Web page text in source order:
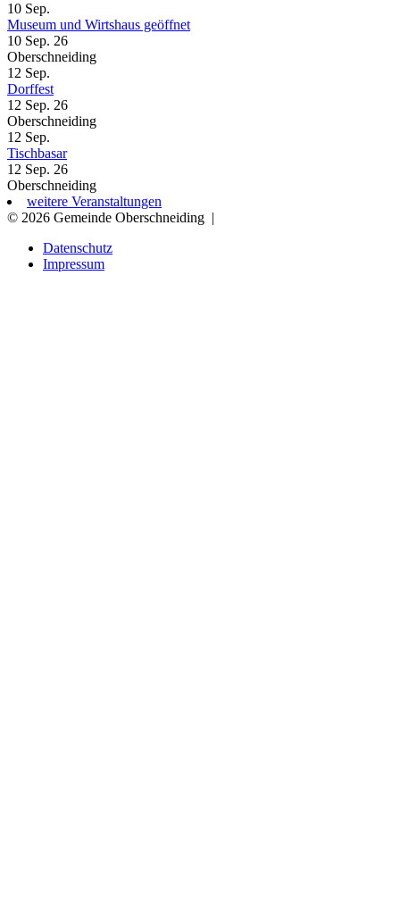
10 Sep.
Museum und Wirtshaus geöffnet
10 Sep. 26
Oberschneiding
12 Sep.
Dorffest
12 Sep. 26
Oberschneiding
12 Sep.
Tischbasar
12 Sep. 26
Oberschneiding
weitere Veranstaltungen
© 2026 Gemeinde Oberschneiding |
Datenschutz
Impressum